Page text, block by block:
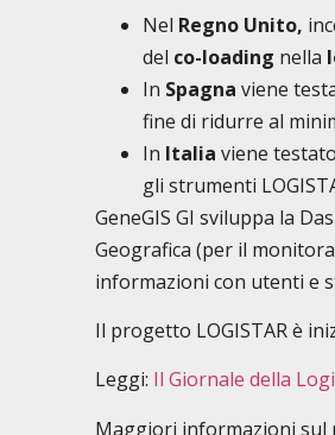
Nel Regno Unito,
del co-loading nella
In Spagna viene
fine di ridurre al
In Italia viene
gli strumenti
GeneGIS GI sviluppa la
Geografica (per il
informazioni con utenti e
Il progetto LOGISTAR è
Leggi: Il Giornale della
Maggiori informazioni sul